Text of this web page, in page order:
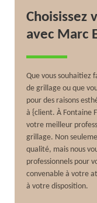
Choisissez
avec Marc
Que vous souhaitiez
de grillage ou que
pour des raisons
à {client. À Fontaine
votre meilleur
grillage. Non
qualité, mais nous
professionnels pour
convenable à votre
à votre disposition.